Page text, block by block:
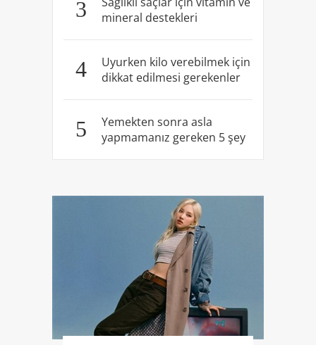
3
mineral destekleri
4
Uyurken kilo verebilmek için
dikkat edilmesi gerekenler
5
Yemekten sonra asla
yapmamanız gereken 5 şey